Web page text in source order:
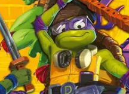
Raphael ovat taas vauhdissa!
koodi ja auta pikku
sisältää paljon
julisteen. Onko sinusta
mahtavien ninjojen kanssa?